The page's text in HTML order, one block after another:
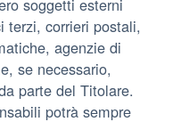
soggetti esterni
terzi, corrieri postali,
agenzie di
se necessario,
parte del Titolare.
potrà sempre